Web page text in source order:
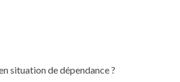
situation de dépendance ?